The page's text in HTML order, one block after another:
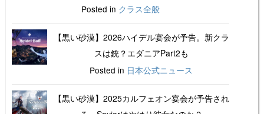
Posted in クラス全般
【黒い砂漠】2026ハイデル宴会が予告。新クラ
スは銃？エダニアPart2も
Posted in 日本公式ニュース
【黒い砂漠】2025カルフェオン宴会が予告され